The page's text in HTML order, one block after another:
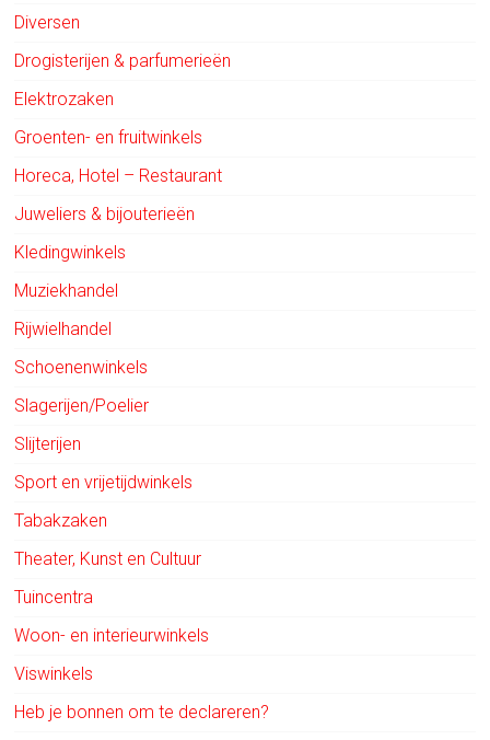
Diversen
Drogisterijen & parfumerieën
Elektrozaken
Groenten- en fruitwinkels
Horeca, Hotel – Restaurant
Juweliers & bijouterieën
Kledingwinkels
Muziekhandel
Rijwielhandel
Schoenenwinkels
Slagerijen/Poelier
Slijterijen
Sport en vrijetijdwinkels
Tabakzaken
Theater, Kunst en Cultuur
Tuincentra
Woon- en interieurwinkels
Viswinkels
Heb je bonnen om te declareren?